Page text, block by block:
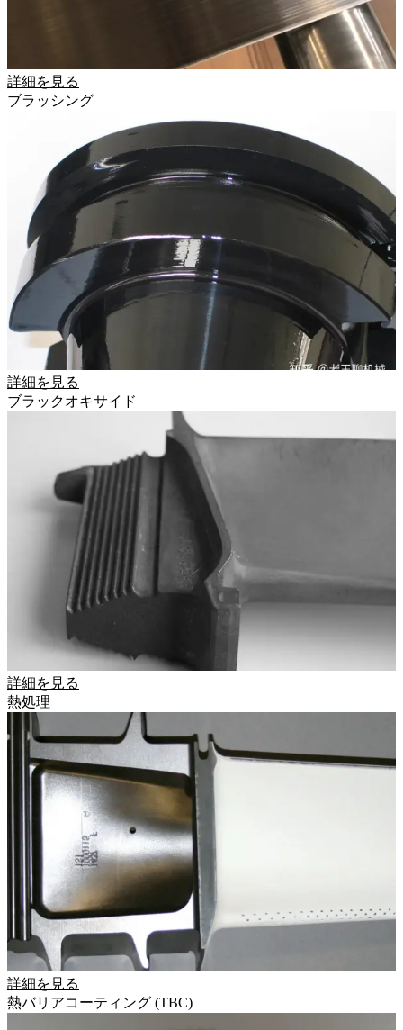
詳細を見る
ブラッシング
詳細を見る
ブラックオキサイド
詳細を見る
熱処理
詳細を見る
熱バリアコーティング (TBC)